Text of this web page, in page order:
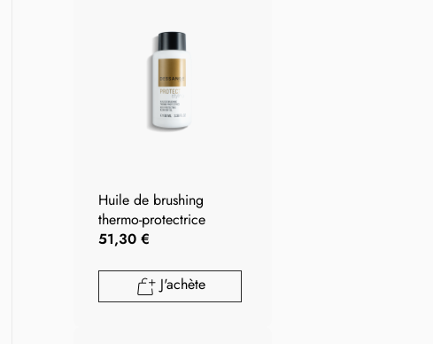
Huile de brushing
thermo-protectrice
51,30 €
J'achète